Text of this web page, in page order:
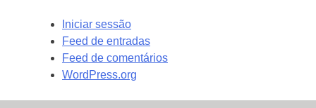
Iniciar sessão
Feed de entradas
Feed de comentários
WordPress.org